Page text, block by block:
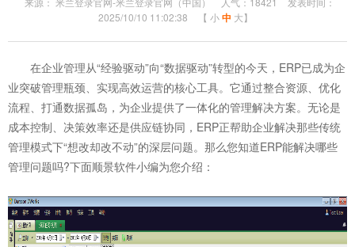
2025/10/10 11:02:38
【 小中 大】
在企业管理从“经验驱动”向“数据驱动”转型的今天，ERP已成为企
业突破管理瓶颈、实现高效运营的核心工具。它通过整合资源、优化
流程、打通数据孤岛，为企业提供了一体化的管理解决方案。无论是
成本控制、决策效率还是供应链协同，ERP正帮助企业解决那些传统
管理模式下“想改却改不动”的深层问题。那么您知道ERP能解决哪些
管理问题吗?下面顺景软件小编为您介绍：